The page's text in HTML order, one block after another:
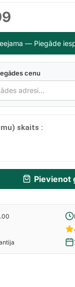
— Piegāde
cenu
skaits :
Pievienot